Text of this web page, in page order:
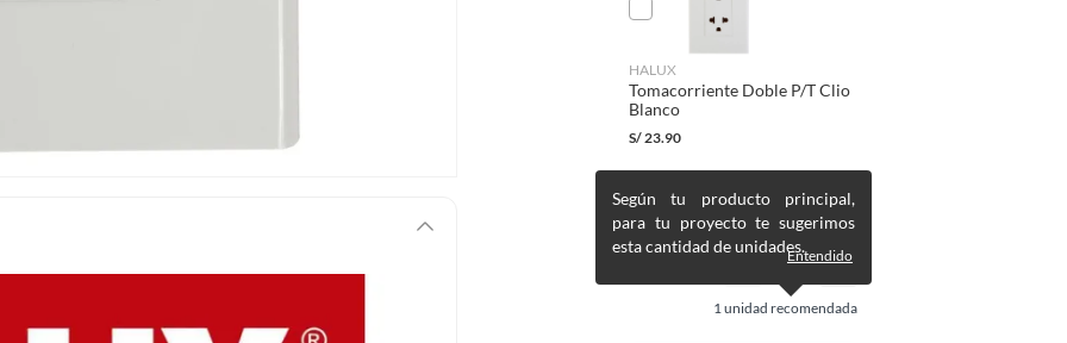
HALUX
Tomacorriente Doble P/T Clio
Blanco
S/ 23.90
1 unidad recomendada
Según tu producto principal,
para tu proyecto te sugerimos
esta cantidad de unidades.Entendido